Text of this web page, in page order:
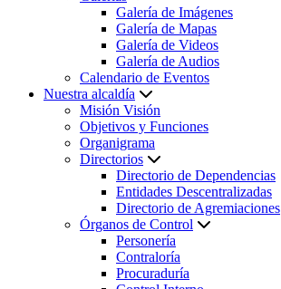
Galería de Imágenes
Galería de Mapas
Galería de Videos
Galería de Audios
Calendario de Eventos
Nuestra alcaldía
Misión Visión
Objetivos y Funciones
Organigrama
Directorios
Directorio de Dependencias
Entidades Descentralizadas
Directorio de Agremiaciones
Órganos de Control
Personería
Contraloría
Procuraduría